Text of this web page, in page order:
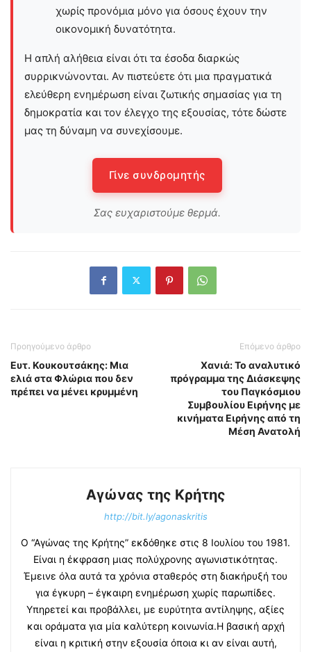
χωρίς προνόμια μόνο για όσους έχουν την
οικονομική δυνατότητα.
Η απλή αλήθεια είναι ότι τα έσοδα διαρκώς
συρρικνώνονται. Αν πιστεύετε ότι μια πραγματικά
ελεύθερη ενημέρωση είναι ζωτικής σημασίας για τη
δημοκρατία και τον έλεγχο της εξουσίας, τότε δώστε
μας τη δύναμη να συνεχίσουμε.
Γίνε συνδρομητής
Σας ευχαριστούμε θερμά.
Προηγούμενο άρθρο
Ευτ. Κουκουτσάκης: Μια
ελιά στα Φλώρια που δεν
πρέπει να μένει κρυμμένη
Επόμενο άρθρο
Χανιά: Το αναλυτικό
πρόγραμμα της Διάσκεψης
του Παγκόσμιου
Συμβουλίου Ειρήνης με
κινήματα Ειρήνης από τη
Μέση Ανατολή
Αγώνας της Κρήτης
http://bit.ly/agonaskritis
Ο “Αγώνας της Κρήτης” εκδόθηκε στις 8 Ιουλίου του 1981.
Είναι η έκφραση μιας πολύχρονης αγωνιστικότητας.
Έμεινε όλα αυτά τα χρόνια σταθερός στη διακήρυξή του
για έγκυρη – έγκαιρη ενημέρωση χωρίς παρωπίδες.
Υπηρετεί και προβάλλει, με ευρύτητα αντίληψης, αξίες
και οράματα για μία καλύτερη κοινωνία.Η βασική αρχή
είναι η κριτική στην εξουσία όποια κι αν είναι αυτή,